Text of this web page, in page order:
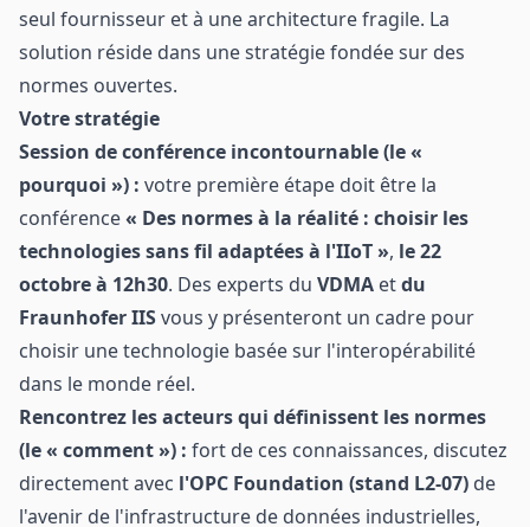
seul fournisseur et à une architecture fragile. La
solution réside dans une stratégie fondée sur des
normes ouvertes.
Votre stratégie
Session de conférence incontournable (le «
pourquoi ») : votre première étape doit être la
conférence« Des normes à la réalité : choisir les
technologies sans fil adaptées à l'IIoT », le 22
octobre à 12h30. Des experts du VDMA etdu
Fraunhofer IISvous y présenteront un cadre pour
choisir une technologie basée sur l'interopérabilité
dans le monde réel.
Rencontrez les acteurs qui définissent les normes
(le « comment ») : fort de ces connaissances, discutez
directement avec l'OPC Foundation (stand L2-07) de
l'avenir de l'infrastructure de données industrielles,